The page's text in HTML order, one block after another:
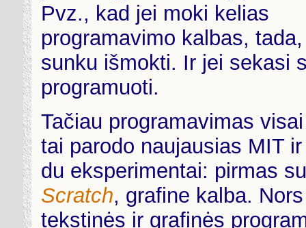
Pvz., kad jei moki kelias
programavimo kalbas,
sunku išmokti. Ir jei sekasi
programuoti.
Tačiau programavimas
tai parodo naujausias MIT
du eksperimentai: pirmas
Scratch, grafine kalba.
tekstinės ir grafinės